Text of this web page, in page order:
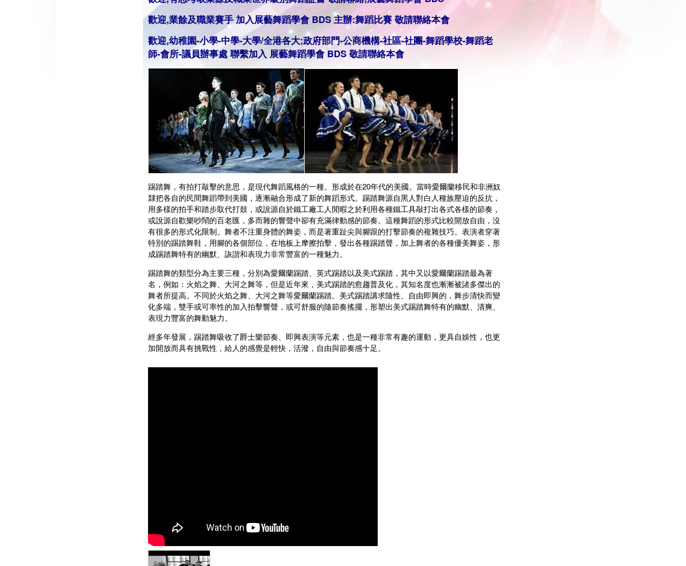
歡迎,業餘及職業賽手加入展藝舞蹈學會 BDS 主辦:舞蹈比賽敬請聯絡本會
歡迎,幼稚園-小學-中學-大學/全港各大;政府部門-公商機構-社區-社團-舞蹈學校-舞蹈老
師-會所-議員辦事處 聯繫加入 展藝舞蹈學會 BDS敬請聯絡本會
踢踏舞，有拍打敲擊的意思，是現代舞蹈風格的一種。形成於在20年代的美國。當時愛爾蘭移民和非洲奴
隸把各自的民間舞蹈帶到美國，逐漸融合形成了新的舞蹈形式。踢踏舞源自黑人對白人種族壓迫的反抗，
用多樣的拍手和踏步取代打鼓，或說源自於鐵工廠工人閒暇之於利用各種鐵工具敲打出各式各樣的節奏，
或說源自歡樂吵鬧的百老匯，多而雜的響聲中卻有充滿律動感的節奏。這種舞蹈的形式比較開放自由，沒
有很多的形式化限制。舞者不注重身體的舞姿，而是著重趾尖與腳跟的打擊節奏的複雜技巧。表演者穿著
特別的踢踏舞鞋，用腳的各個部位，在地板上摩擦拍擊，發出各種踢踏聲，加上舞者的各種優美舞姿，形
成踢踏舞特有的幽默、詼諧和表現力非常豐富的一種魅力。
踢踏舞的類型分為主要三種，分別為愛爾蘭踢踏、英式踢踏以及美式踢踏，其中又以愛爾蘭踢踏最為著
名，例如：火焰之舞、大河之舞等，但是近年來，美式踢踏的愈趨普及化，其知名度也漸漸被諸多傑出的
舞者所提高。不同於火焰之舞、大河之舞等愛爾蘭踢踏。美式踢踏講求隨性、自由即興的，舞步清快而變
化多端，雙手或可率性的加入拍擊響聲，或可舒服的隨節奏搖擺，形塑出美式踢踏舞特有的幽默、清爽、
表現力豐富的舞動魅力。
經多年發展，踢踏舞吸收了爵士樂節奏、即興表演等元素，也是一種非常有趣的運動，更具自娛性，也更
加開放而具有挑戰性，給人的感覺是輕快，活潑，自由與節奏感十足。